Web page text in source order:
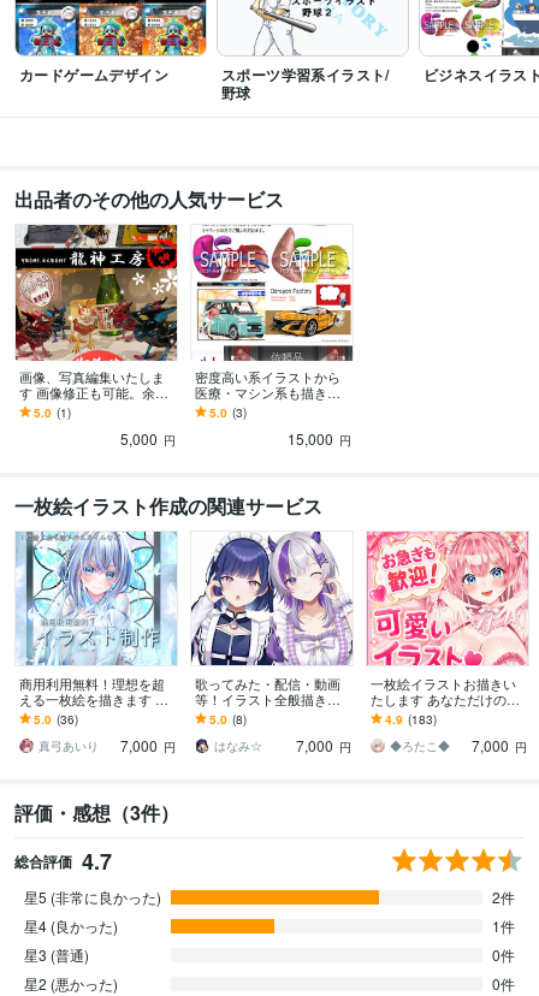
カードゲームデザイン
スポーツ学習系イラスト/
野球
ビジネスイラス
出品者のその他の人気サービス
画像、写真編集いたしま
す 画像修正も可能。余分
な部分を消したり追加し
たり応相談
5.0 (1)
5,000 円
密度高い系イラストから
医療・マシン系も描きま
す イメージ図などもラフ
と説明から制作します。
5.0 (3)
15,000 円
一枚絵イラスト作成の関連サービス
商用利用無料！理想を超
える一枚絵を描きます 配
信、グッズ、立ち絵な
ど、高品質で目立つイラ
ストが欲しい方へ
5.0 (36)
真弓あいり
7,000 円
歌ってみた・配信・動画
等！イラスト全般描きま
す Vtuber・IRIAM・一枚
絵・アイコン・立ち絵・
グッズ
5.0 (8)
はなみ☆
7,000 円
一枚絵イラストお描きい
たします あなただけのオ
リジナルキャラクターを
お作り致します
4.9 (183)
◆ろたこ◆
7,000 円
評価・感想（3件）
総合評価 4.7
星5 (非常に良かった)
2件
星4 (良かった)
1件
星3 (普通)
0件
星2 (悪かった)
0件